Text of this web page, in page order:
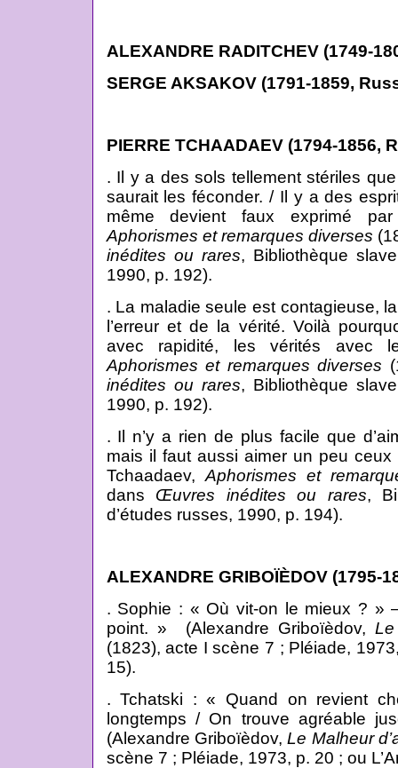
ALEXANDRE RADITCHEV (1749-
SERGE AKSAKOV (1791-1859,
PIERRE TCHAADAEV (1794-1856,
. Il y a des sols tellement stériles
saurait les féconder. / Il y a des
même devient faux exprimé
Aphorismes et remarques diverses
inédites ou rares, Bibliothèque
1990, p. 192).
. La maladie seule est contagieuse,
l’erreur et de la vérité. Voilà
avec rapidité, les vérités avec
Aphorismes et remarques diverses
inédites ou rares, Bibliothèque
1990, p. 192).
. Il n’y a rien de plus facile que
mais il faut aussi aimer un peu ceux
Tchaadaev, Aphorismes et
dans Œuvres inédites ou rares,
d’études russes, 1990, p. 194).
ALEXANDRE GRIBOÏÈDOV (1795-
. Sophie : « Où vit-on le mieux ? »
point. » (Alexandre Griboïèdov,
(1823), acte I scène 7 ; Pléiade,
15).
. Tchatski : « Quand on revient
longtemps / On trouve agréable
(Alexandre Griboïèdov,Le Malheur
scène 7 ; Pléiade, 1973, p. 20 ; ou